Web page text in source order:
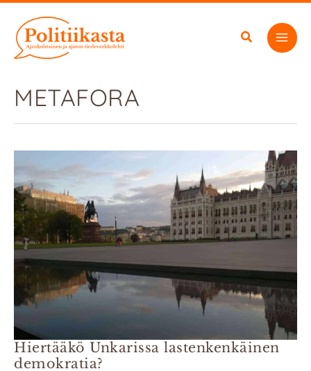
sisältöön
METAFORA
Hiertääkö Unkarissa lastenkenkäinen
demokratia?